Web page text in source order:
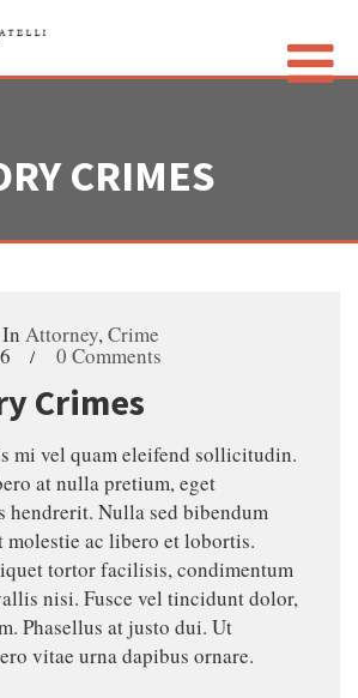
CRIMES
In Attorney,Crime
0 Comments
Crimes
mi vel quam eleifend sollicitudin.
at nulla pretium, eget
hendrerit. Nulla sed bibendum
molestie ac libero et lobortis.
tortor facilisis, condimentum
nisi. Fusce vel tincidunt dolor,
Phasellus at justo dui. Ut
vitae urna dapibus ornare.